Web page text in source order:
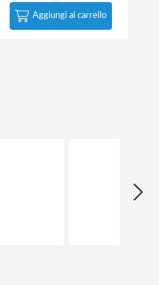
Aggiungi al carrello